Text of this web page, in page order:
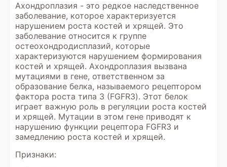
Ахондроплазия - это редкое наследственное
заболевание, которое характеризуется
нарушением роста костей и хрящей. Это
заболевание относится к группе
остеохондродисплазий, которые
характеризуются нарушением формирования
костей и хрящей. Ахондроплазия вызвана
мутациями в гене, ответственном за
образование белка, называемого рецептором
фактора роста типа 3 (FGFR3). Этот белок
играет важную роль в регуляции роста костей
и хрящей. Мутации в этом гене приводят к
нарушению функции рецептора FGFR3 и
замедлению роста костей и хрящей.
Признаки: